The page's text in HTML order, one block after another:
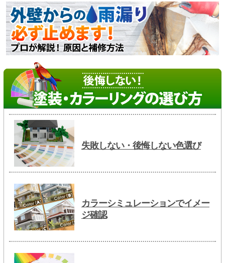
失敗しない・後悔しない色選び
カラーシミュレーションでイメー
ジ確認